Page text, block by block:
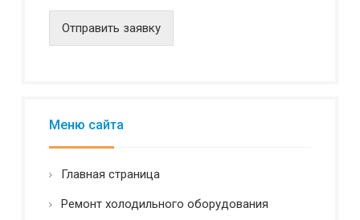
е
н
с
т
*
Отправить заявку
Меню сайта
Главная страница
Ремонт холодильного оборудования